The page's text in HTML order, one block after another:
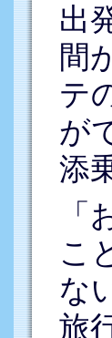
出
間
テ
が
添
こ
な
旅